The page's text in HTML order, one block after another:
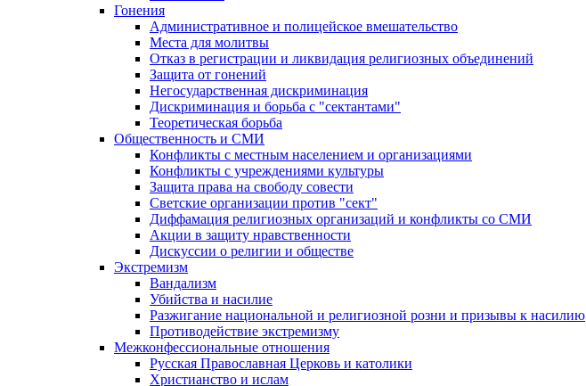
Гонения
Административное и полицейское вмешательство
Места для молитвы
Отказ в регистрации и ликвидация религиозных объединений
Защита от гонений
Негосударственная дискриминация
Дискриминация и борьба с "сектантами"
Теоретическая борьба
Общественность и СМИ
Конфликты с местным населением и организациями
Конфликты с учреждениями культуры
Защита права на свободу совести
Светские организации против "сект"
Диффамация религиозных организаций и конфликты со СМИ
Акции в защиту нравственности
Дискуссии о религии и обществе
Экстремизм
Вандализм
Убийства и насилие
Разжигание национальной и религиозной розни и призывы к насилию
Противодействие экстремизму
Межконфессиональные отношения
Русская Православная Церковь и католики
Христианство и ислам